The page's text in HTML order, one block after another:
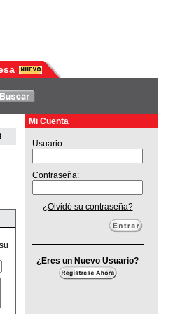
Mi Cuenta
Usuario:
Contraseña:
¿Olvidó su contraseña?
¿Eres un Nuevo Usuario?